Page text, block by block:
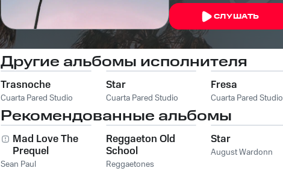
СЛУШАТЬ
Другие альбомы исполнителя
Trasnoche
Cuarta Pared Studio
Star
Cuarta Pared Studio
Fresa
Cuarta Pared Studio
Рекомендованные альбомы
Mad Love The
Prequel
Sean Paul
Reggaeton Old
School
Reggaetones
Star
August Wardonn